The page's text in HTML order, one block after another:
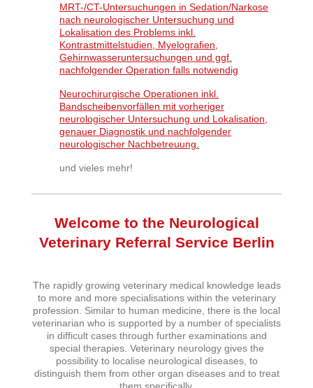
MRT-/CT-Untersuchungen in Sedation/Narkose
nach neurologischer Untersuchung und
Lokalisation des Problems inkl.
Kontrastmittelstudien, Myelografien,
Gehirnwasseruntersuchungen und ggf.
nachfolgender Operation falls notwendig
Neurochirurgische Operationen inkl.
Bandscheibenvorfällen mit vorheriger
neurologischer Untersuchung und Lokalisation,
genauer Diagnostik und nachfolgender
neurologischer Nachbetreuung.
und vieles mehr!
Welcome to the Neurological
Veterinary Referral Service Berlin
The rapidly growing veterinary medical knowledge leads
to more and more specialisations within the veterinary
profession. Similar to human medicine, there is the local
veterinarian who is supported by a number of specialists
in difficult cases through further examinations and
special therapies. Veterinary neurology gives the
possibility to localise neurological diseases, to
distinguish them from other organ diseases and to treat